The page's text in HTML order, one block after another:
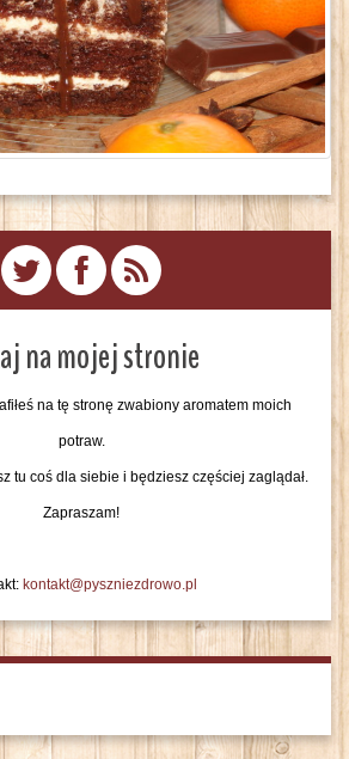
na mojej stronie
na tę stronę zwabiony aromatem moich
potraw.
tu coś dla siebie i będziesz częściej zaglądał.
Zapraszam!
kontakt@pyszniezdrowo.pl